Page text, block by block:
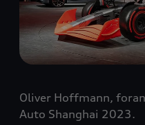
Oliver Hoffmann,
Auto Shanghai 2023.